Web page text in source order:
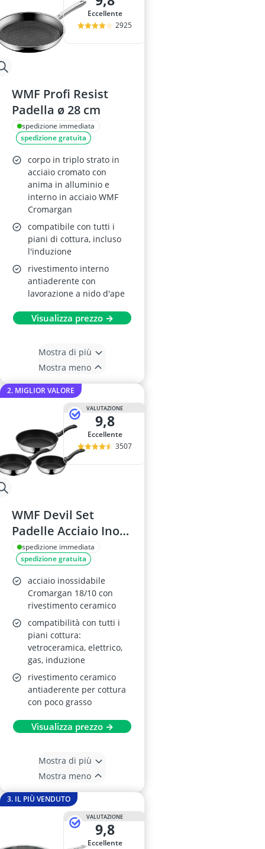
Eccellente
2925
WMF Profi Resist
Padella ø 28 cm
spedizione immediata
spedizione gratuita
corpo in triplo strato in
acciaio cromato con
anima in alluminio e
interno in acciaio WMF
Cromargan
compatibile con tutti i
piani di cottura, incluso
l'induzione
rivestimento interno
antiaderente con
lavorazione a nido d'ape
Visualizza prezzo →
Mostra di più
Mostra meno
2. MIGLIOR VALORE
VALUTAZIONE
9,8
Eccellente
3507
WMF Devil Set
Padelle Acciaio Inox
20/24/28 cm
spedizione immediata
spedizione gratuita
acciaio inossidabile
Cromargan 18/10 con
rivestimento ceramico
compatibilità con tutti i
piani cottura:
vetroceramica, elettrico,
gas, induzione
rivestimento ceramico
antiaderente per cottura
con poco grasso
Visualizza prezzo →
Mostra di più
Mostra meno
3. IL PIÙ VENDUTO
VALUTAZIONE
9,8
Eccellente